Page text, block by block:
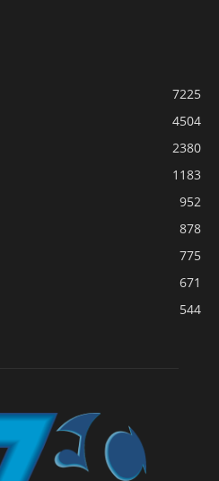
7225
4504
2380
1183
952
878
775
671
544